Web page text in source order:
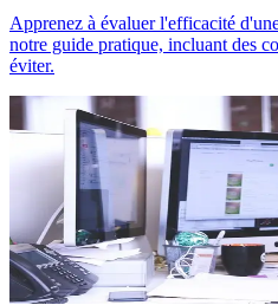
Apprenez à évaluer l'efficacité
notre guide pratique, incluant des
éviter.